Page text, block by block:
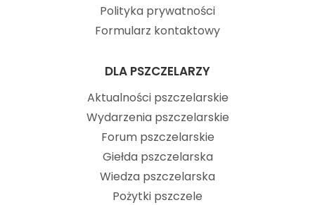
Polityka prywatności
Formularz kontaktowy
DLA PSZCZELARZY
Aktualności pszczelarskie
Wydarzenia pszczelarskie
Forum pszczelarskie
Giełda pszczelarska
Wiedza pszczelarska
Pożytki pszczele